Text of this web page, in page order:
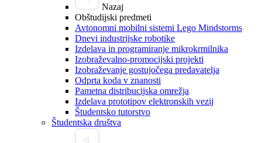
Nazaj
Obštudijski predmeti
Avtonomni mobilni sistemi Lego Mindstorms
Dnevi industrijske robotike
Izdelava in programiranje mikrokrmilnika
Izobraževalno-promocijski projekti
Izobraževanje gostujočega predavatelja
Odprta koda v znanosti
Pametna distribucijska omrežja
Izdelava prototipov elektronskih vezij
Študentsko tutorstvo
Študentska društva